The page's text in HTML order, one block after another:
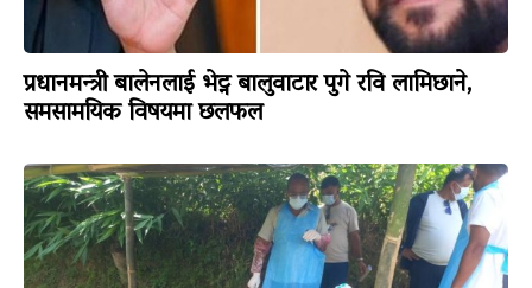
प्रधानमन्त्री बालेनलाई भेट्न बालुवाटार पुगे रवि लामिछाने,
समसामयिक विषयमा छलफल